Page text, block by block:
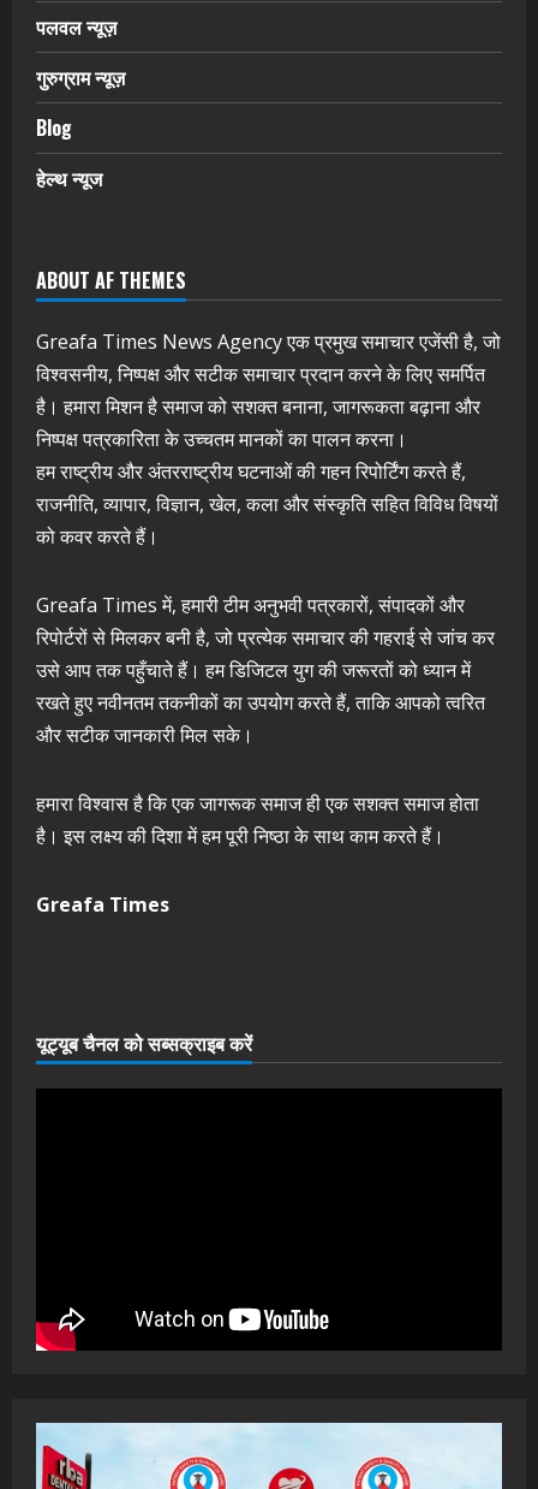
पलवल न्यूज़
गुरुग्राम न्यूज़
Blog
हेल्थ न्यूज
ABOUT AF THEMES
Greafa Times News Agency एक प्रमुख समाचार एजेंसी है, जो
विश्वसनीय, निष्पक्ष और सटीक समाचार प्रदान करने के लिए समर्पित
है। हमारा मिशन है समाज को सशक्त बनाना, जागरूकता बढ़ाना और
निष्पक्ष पत्रकारिता के उच्चतम मानकों का पालन करना।
हम राष्ट्रीय और अंतरराष्ट्रीय घटनाओं की गहन रिपोर्टिंग करते हैं,
राजनीति, व्यापार, विज्ञान, खेल, कला और संस्कृति सहित विविध विषयों
को कवर करते हैं।
Greafa Times में, हमारी टीम अनुभवी पत्रकारों, संपादकों और
रिपोर्टरों से मिलकर बनी है, जो प्रत्येक समाचार की गहराई से जांच कर
उसे आप तक पहुँचाते हैं। हम डिजिटल युग की जरूरतों को ध्यान में
रखते हुए नवीनतम तकनीकों का उपयोग करते हैं, ताकि आपको त्वरित
और सटीक जानकारी मिल सके।
हमारा विश्वास है कि एक जागरूक समाज ही एक सशक्त समाज होता
है। इस लक्ष्य की दिशा में हम पूरी निष्ठा के साथ काम करते हैं।
Greafa Times
यूट्यूब चैनल को सब्सक्राइब करें